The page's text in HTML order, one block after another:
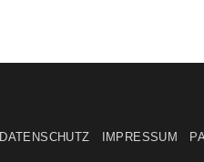
DATENSCHUTZ IMPRESSUM